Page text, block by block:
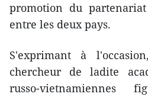
promotion du
entre les deux pays.
S'exprimant à
chercheur de ladite
russo-vietnamiennes